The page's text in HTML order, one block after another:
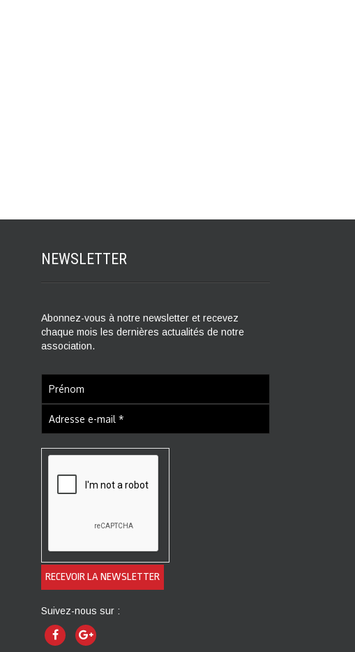
NEWSLETTER
Abonnez-vous à notre newsletter et recevez
chaque mois les dernières actualités de notre
association.
Suivez-nous sur :